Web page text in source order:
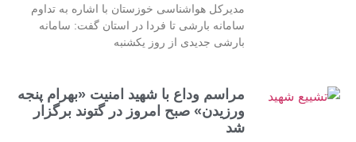
مدیرکل هواشناسی خوزستان با اشاره به تداوم
سامانه بارشی تا فردا در استان گفت: سامانه
بارشی جدیدی از روز یکشنبه
مراسم وداع با شهید امنیت «بهرام پنجه
ورزیدن» صبح امروز در گتوند برگزار
شد